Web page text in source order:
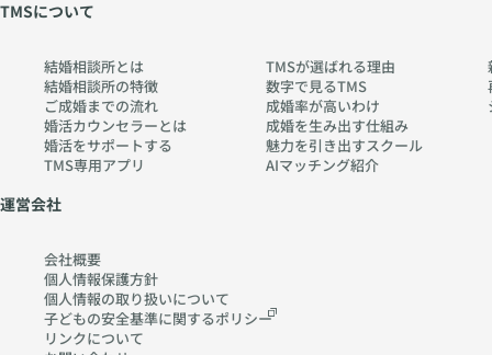
TMSについて
結婚相談所とは
結婚相談所の特徴
ご成婚までの流れ
婚活カウンセラーとは
婚活をサポートする
TMS専用アプリ
TMSが選ばれる理由
数字で見るTMS
成婚率が高いわけ
成婚を生み出す仕組み
魅力を引き出すスクール
AIマッチング紹介
運営会社
会社概要
個人情報保護方針
個人情報の取り扱いについて
子どもの安全基準に関するポリシー
リンクについて